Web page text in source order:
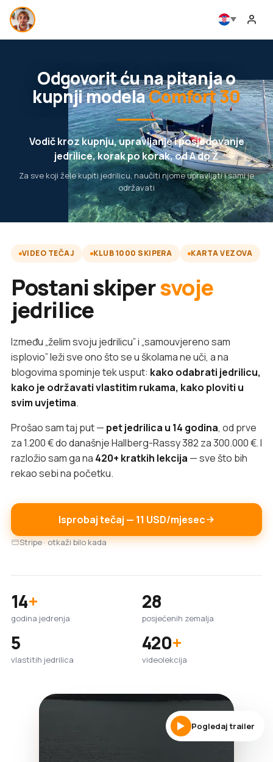
Odgovorit ću na pitanja o
kupnji modelaComfort 30
Vodič kroz kupnju, upravljanje i posjedovanje
jedrilice, korak po korak, od A do Ž
Za sve koji žele kupiti jedrilicu, naučiti njome upravljati i sami je
održavati
VIDEO TEČAJ KLUB 1000 SKIPERA KARTA VEZOVA
Postani skipersvoje
jedrilice
Između „želim svoju jedrilicu” i „samouvjereno sam
isplovio” leži sve ono što se u školama ne uči, a na
blogovima spominje tek usput: kako odabrati jedrilicu,
kako je održavati vlastitim rukama, kako ploviti u
svim uvjetima.
Prošao sam taj put — pet jedrilica u 14 godina, od prve
za 1.200 € do današnje Hallberg-Rassy 382 za 300.000 €. I
razložio sam ga na 420+ kratkih lekcija — sve što bih
rekao sebi na početku.
Isprobaj tečaj — 11 USD/mjesec
Stripe · otkaži bilo kada
14+
godina jedrenja
28
posjećenih zemalja
5
vlastitih jedrilica
420+
videolekcija
Pogledaj trailer